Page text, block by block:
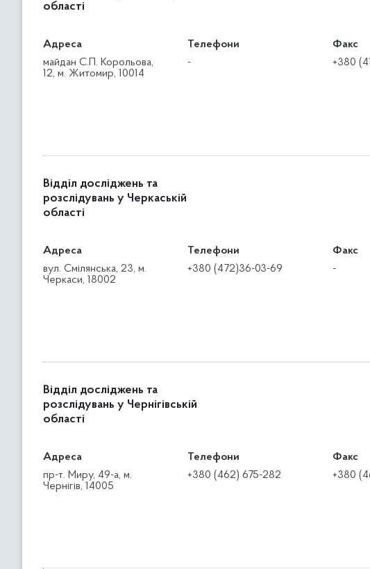
області
Адреса
майдан С.П. Корольова,
12, м. Житомир, 10014
Телефони
-
Факс
+380
Відділ досліджень та
розслідувань у Черкаській
області
Адреса
вул. Смілянська, 23, м.
Черкаси, 18002
Телефони
+380 (472)36-03-69
Факс
-
Відділ досліджень та
розслідувань у Чернігівській
області
Адреса
пр-т. Миру, 49-а, м.
Чернігів, 14005
Телефони
+380 (462) 675-282
Факс
+380